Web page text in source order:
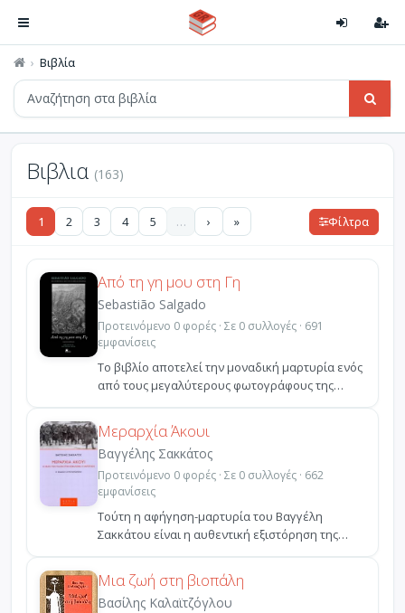
Βιβλία
Βιβλια (163)
1 2 3 4 5 … › » Φίλτρα
Από τη γη μου στη Γη
Sebastião Salgado
Προτεινόμενο 0 φορές · Σε 0 συλλογές · 691
εμφανίσεις
Το βιβλίο αποτελεί την μοναδική μαρτυρία ενός
από τους μεγαλύτερους φωτογράφους της
εποχής μας, ο οπ...
Μεραρχία Άκουι
Βαγγέλης Σακκάτος
Προτεινόμενο 0 φορές · Σε 0 συλλογές · 662
εμφανίσεις
Τούτη η αφήγηση-μαρτυρία του Βαγγέλη
Σακκάτου είναι η αυθεντική εξιστόρηση της
σφαγής των Ιταλών της...
Μια ζωή στη βιοπάλη
Βασίλης Καλαϊτζόγλου